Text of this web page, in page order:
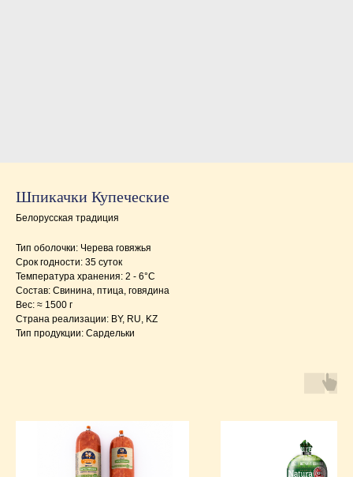
Шпикачки Купеческие
Белорусская традиция
Тип оболочки: Черева говяжья
Срок годности: 35 суток
Температура хранения: 2 - 6°C
Состав: Свинина, птица, говядина
Вес: ≈ 1500 г
Страна реализации: BY, RU, KZ
Тип продукции: Сардельки